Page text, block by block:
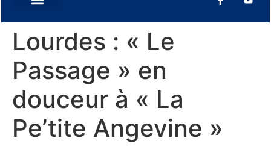
Lourdes : « Le
Passage » en
douceur à « La
Pe’tite Angevine »